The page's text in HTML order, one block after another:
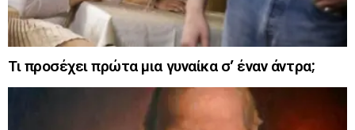
Τι προσέχει πρώτα μια γυναίκα σ’ έναν άντρα;